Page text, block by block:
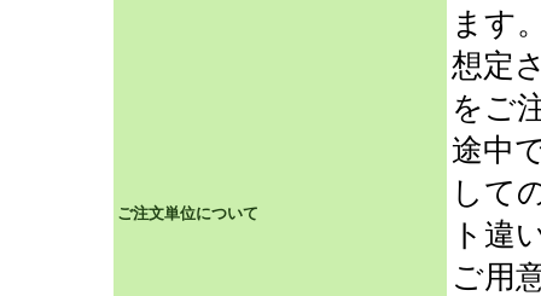
ご注文単位について
ます
想定
をご
途中
して
ト違
ご用